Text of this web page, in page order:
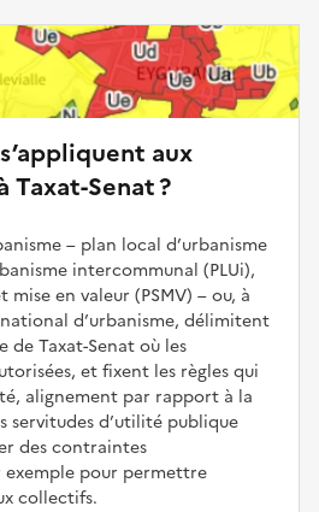
aux
Senat ?
– plan local d’urbanisme
intercommunal (PLUi),
mise en valeur (PSMV) – ou, à
d’urbanisme, délimitent
de Taxat-Senat où les
et fixent les règles qui
alignement par rapport à la
servitudes d’utilité publique
des contraintes
exemple pour permettre
collectifs.